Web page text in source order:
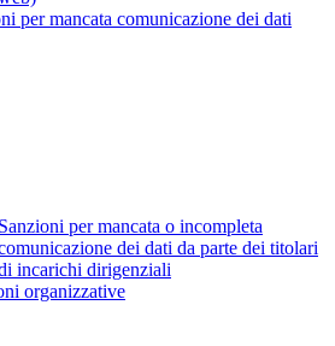
per mancata comunicazione dei dati
Sanzioni per mancata o incompleta
dei dati da parte dei titolari
incarichi dirigenziali
organizzative